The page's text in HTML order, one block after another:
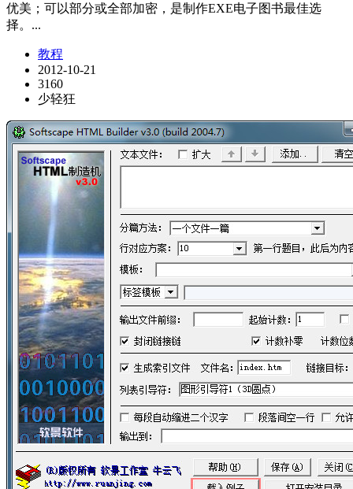
优美；可以部分或全部加密，是制作EXE电子图书最佳选
择。...
教程
2012-10-21
3160
少轻狂